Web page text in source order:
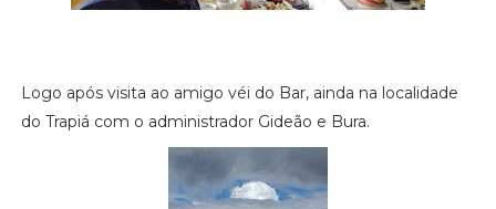
Logo após visita ao amigo véi do Bar, ainda na localidade
do Trapiá com o administrador Gideão e Bura.